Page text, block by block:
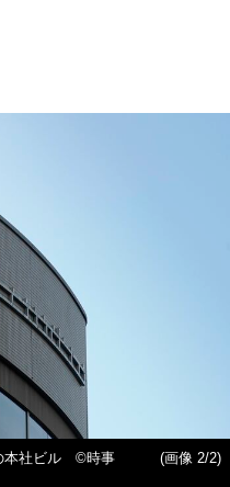
本社ビル ©時事
(画像 2/2)